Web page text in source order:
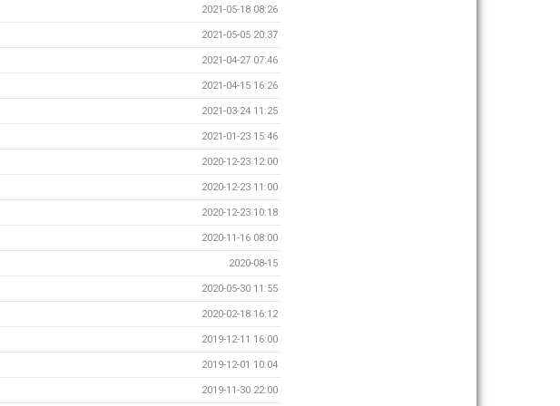
2021-05-18 08:26
2021-05-05 20:37
2021-04-27 07:46
2021-04-15 16:26
2021-03-24 11:25
2021-01-23 15:46
2020-12-23 12:00
2020-12-23 11:00
2020-12-23 10:18
2020-11-16 08:00
2020-08-15
2020-05-30 11:55
2020-02-18 16:12
2019-12-11 16:00
2019-12-01 10:04
2019-11-30 22:00